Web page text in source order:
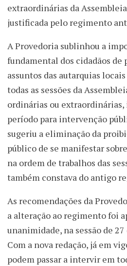
extraordinárias da
justificada pelo regimento
A Provedoria sublinhou a
fundamental dos cidadãos de
assuntos das autarquias
todas as sessões da
ordinárias ou
período para intervenção
sugeriu a eliminação da
público de se manifestar
na ordem de trabalhos das
também constava do antigo
As recomendações da
a alteração ao regimento foi
unanimidade, na sessão de
Com a nova redação, já em
podem passar a intervir em